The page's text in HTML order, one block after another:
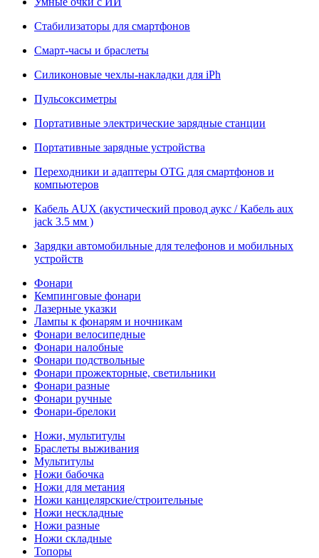
Стабилизаторы для смартфонов
Смарт-часы и браслеты
Силиконовые чехлы-накладки для iPh
Пульсоксиметры
Портативные электрические зарядные станции
Портативные зарядные устройства
Переходники и адаптеры OTG для смартфонов и
компьютеров
Кабель AUX (акустический провод аукс / Кабель aux
jack 3.5 мм )
Зарядки автомобильные для телефонов и мобильных
устройств
Фонари
Кемпинговые фонари
Лазерные указки
Лампы к фонарям и ночникам
Фонари велосипедные
Фонари налобные
Фонари подствольные
Фонари прожекторные, светильники
Фонари разные
Фонари ручные
Фонари-брелоки
Ножи, мультитулы
Браслеты выживания
Мультитулы
Ножи бабочка
Ножи для метания
Ножи канцелярские/строительные
Ножи нескладные
Ножи разные
Ножи складные
Топоры